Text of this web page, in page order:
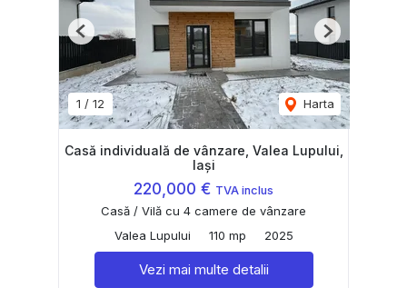
1 / 12 Harta
Previous Next
Casă individuală de vânzare, Valea Lupului,
Iași
220,000 € TVA inclus
Casă / Vilă cu 4 camere de vânzare
Valea Lupului
110 mp 2025
Vezi mai multe detalii